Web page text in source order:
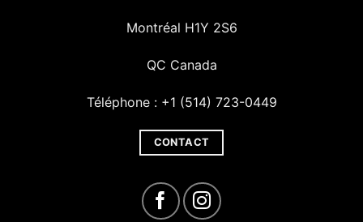
Montréal H1Y 2S6
QC Canada
Téléphone : +1 (514) 723-0449
CONTACT